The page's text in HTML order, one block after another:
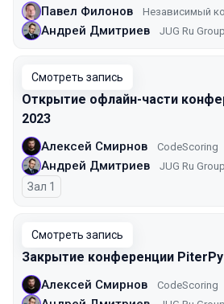
Павел Филонов Независимый
Андрей Дмитриев JUG Ru Group
Смотреть запись
Открытие офлайн-части
2023
Алексей Смирнов CodeScoring
Андрей Дмитриев JUG Ru Group
Зал 1
Смотреть запись
Закрытие конференции PiterPy
Алексей Смирнов CodeScoring